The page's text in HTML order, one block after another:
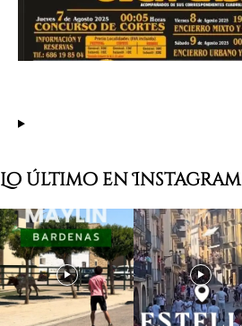
Lo último en Instagram